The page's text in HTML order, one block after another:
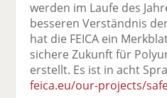
werden im Laufe des
besseren Verständnis
hat die FEICA ein
sichere Zukunft für
erstellt. Es ist in acht
feica.eu/our-projects/